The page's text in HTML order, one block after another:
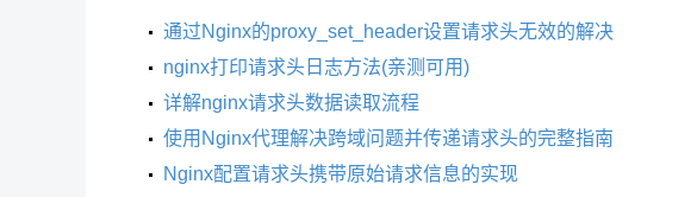
通过Nginx的proxy_set_header设置请求头无效的解决
nginx打印请求头日志方法(亲测可用)
详解nginx请求头数据读取流程
使用Nginx代理解决跨域问题并传递请求头的完整指南
Nginx配置请求头携带原始请求信息的实现